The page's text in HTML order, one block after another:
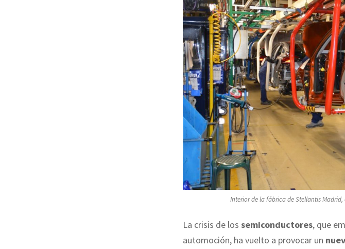
Interior de la fábrica de Stellantis Madrid,
La crisis de los semiconductores, que
automoción, ha vuelto a provocar un